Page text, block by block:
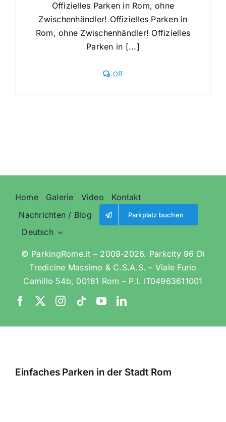
Offizielles Parken in Rom, ohne
Zwischenhändler! Offizielles Parken in
Rom, ohne Zwischenhändler! Offizielles
Parken in [...]
OffComments
Home Galerie Video
Kontakt
Nachrichten / Blog
Parkplatz buchen
Deutsch
© ParkingRome.it – 2009-2026. Parkcity 96 Di
Tredicine Massimo & C.S.A.S. – Viale Furio
Camillo 54b, 00181 Rom – P.I. IT04963611001
Einfaches Parken in der Stadt Rom